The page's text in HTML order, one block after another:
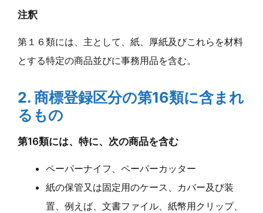
注釈
第１６類には、主として、紙、厚紙及びこれらを材料
とする特定の商品並びに事務用品を含む。
2. 商標登録区分の第16類に含まれ
るもの
第16類には、特に、次の商品を含む
ペーパーナイフ、ペーパーカッター
紙の保管又は固定用のケース、カバー及び装
置、例えば、文書ファイル、紙幣用クリップ、